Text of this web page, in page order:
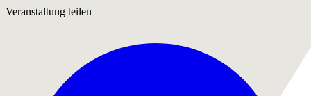
Veranstaltung teilen